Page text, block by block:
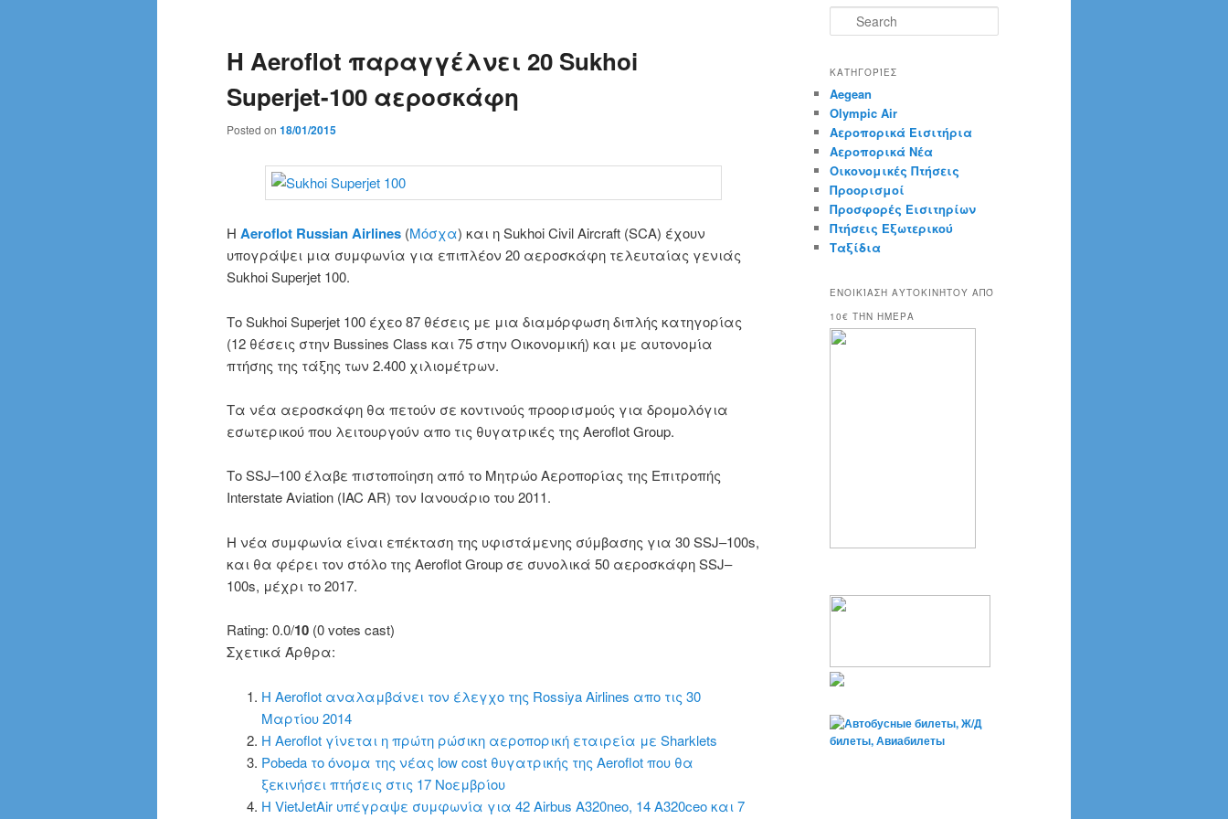
Η Aeroflot παραγγέλνει 20 Sukhoi
Superjet-100 αεροσκάφη
Posted on 18/01/2015
Η Aeroflot RussianAirlines (Μόσχα) και ηSukhoiCivil Aircraft (SCA) έχουν
υπογράψει μια συμφωνία για επιπλέον 20 αεροσκάφη τελευταίας γενιάς
SukhoiSuperjet 100.
Το SukhoiSuperjet 100 έχεο87 θέσεις με μια διαμόρφωση διπλής κατηγορίας
(12 θέσεις στην Bussines Class και 75 στην Οικονομική) και με αυτονομία
πτήσης της τάξης των 2.400 χιλιομέτρων.
Τα νέα αεροσκάφη θα πετούν σε κοντινούς προορισμούς για δρομολόγια
εσωτερικού που λειτουργούν απο τις θυγατρικές της AeroflotGroup.
ΤοSSJ–100 έλαβε πιστοποίηση από το ΜητρώοΑεροπορίας της Επιτροπής
Interstate Aviation (IAC AR) τον Ιανουάριο του 2011.
Η νέα συμφωνία είναι επέκταση της υφιστάμενης σύμβασης για 30SSJ–100s,
και θα φέρει τον στόλο της AeroflotGroup σε συνολικά 50 αεροσκάφηSSJ–
100s, μέχρι το 2017.
Rating: 0.0/10 (0 votes cast)
Σχετικά Άρθρα:
Η Aeroflot αναλαμβάνει τον έλεγχο της Rossiya Airlines απο τις 30
Μαρτίου 2014
Η Aeroflot γίνεται η πρώτη ρώσικη αεροπορική εταιρεία με Sharklets
Pobeda το όνομα της νέας low cost θυγατρικής της Aeroflot που θα
ξεκινήσει πτήσεις στις 17 Νοεμβρίου
Η VietJetAir υπέγραψε συμφωνία για 42 Airbus A320neo, 14 A320ceo και 7
e
r
h
ΚΑΤΗΓΟΡΊΕΣ
Aegean
Olympic Air
Αεροπορικά Εισιτήρια
Αεροπορικά Νέα
Οικονομικές Πτήσεις
Προορισμοί
Προσφορές Εισιτηρίων
Πτήσεις Εξωτερικού
Ταξίδια
ΕΝΟΙΚΊΑΣΗ ΑΥΤΟΚΙΝΉΤΟΥ ΑΠΌ
10€ ΤΉΝ ΗΜΈΡΑ